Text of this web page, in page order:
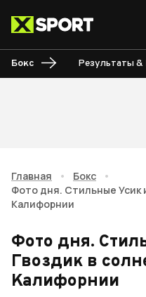
Бокс Результаты &
Главная • Бокс
•
Фото дня. Стильные Усик
Калифорнии
Фото дня.
Гвоздик в
Калифорнии